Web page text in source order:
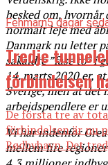
besked om,
normalt leje med
Danmark nu letter
såkaldte ”fase to” i
14. marts 2020 er,
Sverige, men at det
arbejdspendlere er
Vi har indenfor
mellem fire
Fehmarn5 dagar
Tredje
förbindelsen
De första tre av
förbindelsen är nu
Rødbyhavn. Det